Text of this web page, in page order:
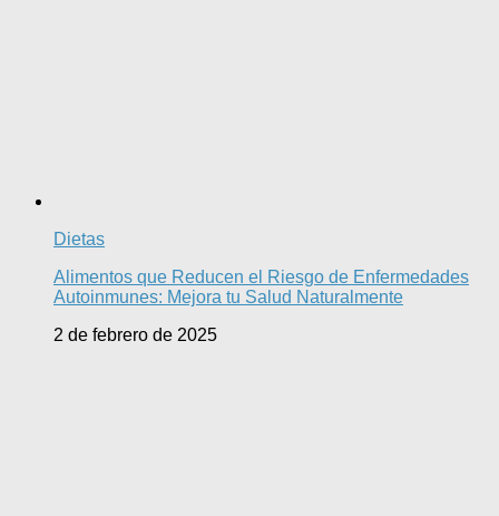
Dietas
Alimentos que Reducen el Riesgo de Enfermedades
Autoinmunes: Mejora tu Salud Naturalmente
2 de febrero de 2025